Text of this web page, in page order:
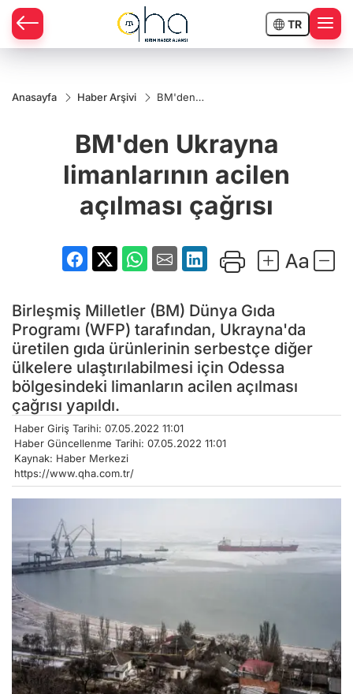
TR
Anasayfa Haber Arşivi
BM'den
acilen
açılması
BM'den Ukrayna
limanlarının acilen
açılması çağrısı
Birleşmiş Milletler (BM) Dünya Gıda
Programı (WFP) tarafından, Ukrayna'da
üretilen gıda ürünlerinin serbestçe diğer
ülkelere ulaştırılabilmesi için Odessa
bölgesindeki limanların acilen açılması
çağrısı yapıldı.
Haber Giriş Tarihi: 07.05.2022 11:01
Haber Güncellenme Tarihi: 07.05.2022 11:01
Kaynak: Haber Merkezi
https://www.qha.com.tr/